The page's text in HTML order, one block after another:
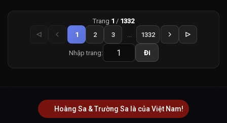
Trang 1 / 1332
1
2 3 1332
Nhập trang: Đi
Hoàng Sa & Trường Sa là của Việt Nam!